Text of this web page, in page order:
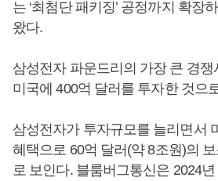
는 ‘최첨단 패키징’ 공정까지 확장
왔다.
삼성전자 파운드리의 가장 큰 경
미국에 400억 달러를 투자한 것으
삼성전자가 투자규모를 늘리면서
혜택으로 60억 달러(약 8조원)의
로 보인다. 블룸버그통신은 2024